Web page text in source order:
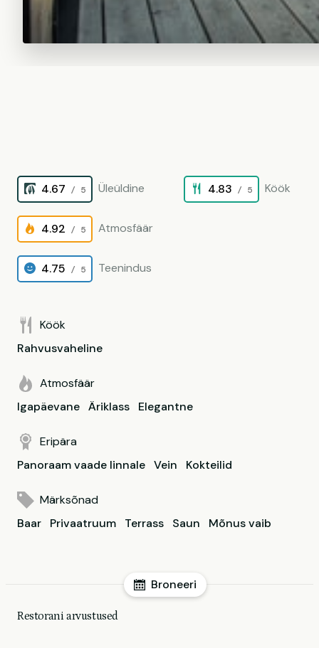
4.67 / 5 Üleüldine 4.83 / 5 Köök
4.92 / 5 Atmosfäär
4.75 / 5 Teenindus
Köök
Rahvusvaheline
Atmosfäär
Igapäevane Äriklass Elegantne
Eripära
Panoraam vaade linnale Vein Kokteilid
Märksõnad
Baar
Privaatruum Terrass Saun Mõnus vaib
Broneeri
Restorani arvustused